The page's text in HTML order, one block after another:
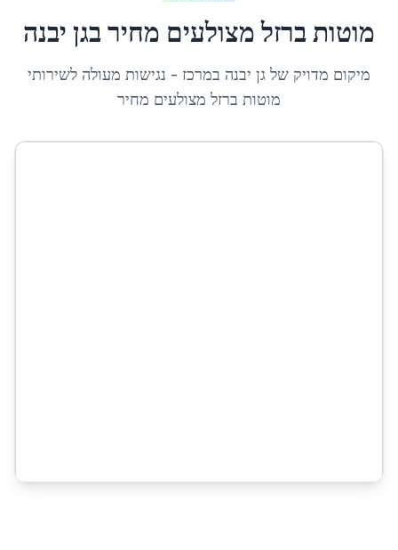
מוטות ברזל מצולעים מחירבגן יבנה
מיקום מדויק של גן יבנה במרכז - נגישות מעולה לשירותי
מוטות ברזל מצולעים מחיר